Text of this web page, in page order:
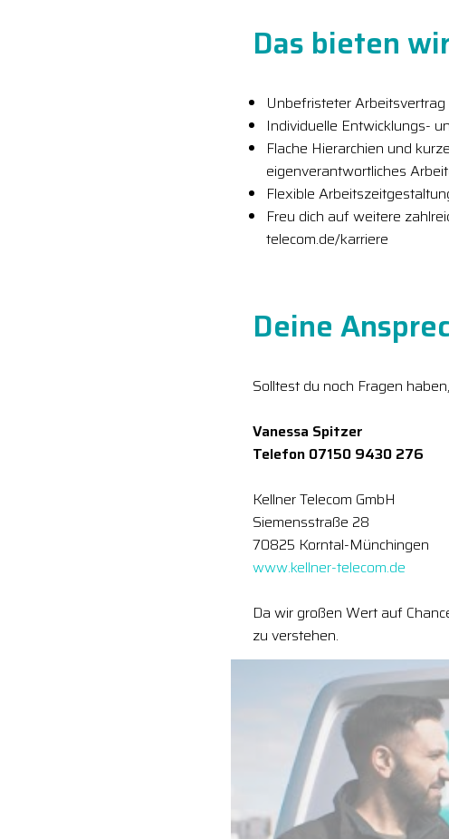
Das bieten
Unbefristeter
Individuelle Entwicklungs-
Flache Hierarchien und
eigenverantwortliches
Flexible
Freu dich auf weitere
telecom.de/karriere
Deine
Solltest du noch Fragen
Vanessa Spitzer
Telefon 07150 9430 276
Kellner Telecom GmbH
Siemensstraße 28
70825 Korntal-Münchingen
www.kellner-telecom.de
Da wir großen Wert auf
zu verstehen.